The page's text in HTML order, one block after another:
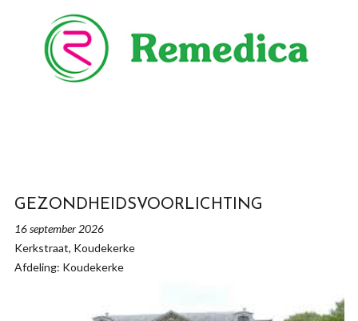
GEZONDHEIDSVOORLICHTING
16 september 2026
Kerkstraat, Koudekerke
Afdeling: Koudekerke